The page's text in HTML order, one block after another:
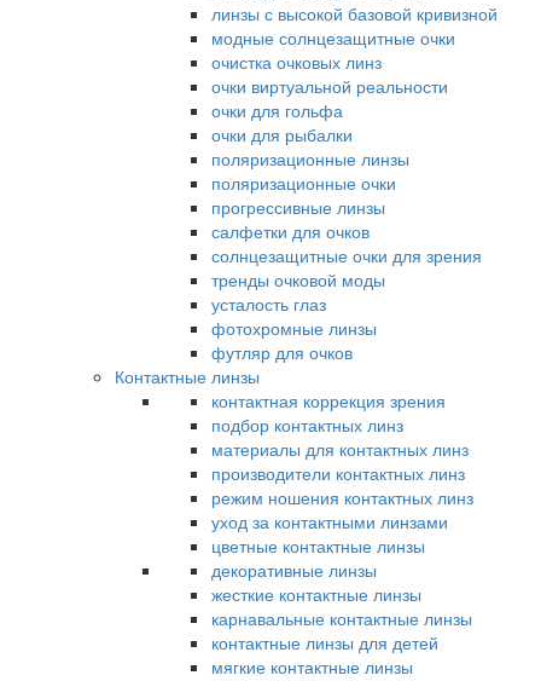
линзы с высокой базовой кривизной
модные солнцезащитные очки
очистка очковых линз
очки виртуальной реальности
очки для гольфа
очки для рыбалки
поляризационные линзы
поляризационные очки
прогрессивные линзы
салфетки для очков
солнцезащитные очки для зрения
тренды очковой моды
усталость глаз
фотохромные линзы
футляр для очков
Контактные линзы
контактная коррекция зрения
подбор контактных линз
материалы для контактных линз
производители контактных линз
режим ношения контактных линз
уход за контактными линзами
цветные контактные линзы
декоративные линзы
жесткие контактные линзы
карнавальные контактные линзы
контактные линзы для детей
мягкие контактные линзы